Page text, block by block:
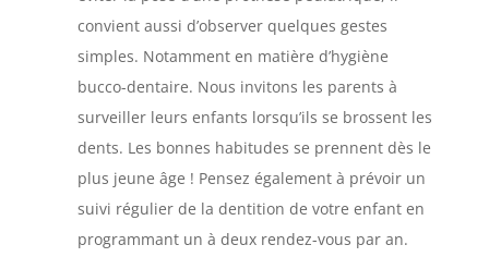
convient aussi d’observer quelques gestes
simples. Notamment en matière d’hygiène
bucco-dentaire. Nous invitons les parents à
surveiller leurs enfants lorsqu’ils se brossent les
dents. Les bonnes habitudes se prennent dès le
plus jeune âge ! Pensez également à prévoir un
suivi régulier de la dentition de votre enfant en
programmant un à deux rendez-vous par an.